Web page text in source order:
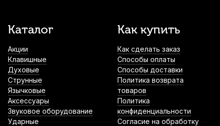
Каталог
Акции
Клавишные
Духовые
Струнные
Язычковые
Аксессуары
Звуковое оборудование
Ударные
Как купить
Как сделать заказ
Способы оплаты
Способы доставки
Политика возврата
товаров
Политика
конфиденциальности
Согласие на обработку